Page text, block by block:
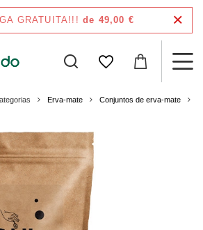
GRATUITA!!! de 49,00 €
Erva-mate Conjuntos de erva-mate